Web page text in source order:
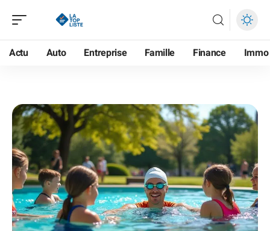
Actu Auto Entreprise Famille Finance Immo